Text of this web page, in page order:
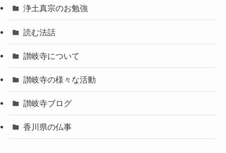
浄土真宗のお勉強
読む法話
讃岐寺について
讃岐寺の様々な活動
讃岐寺ブログ
香川県の仏事